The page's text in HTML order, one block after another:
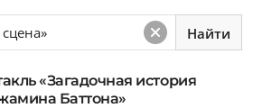
«Загадочная история
Баттона»